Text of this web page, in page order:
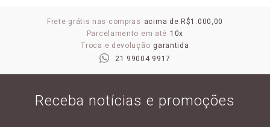
Frete grátis nas compras acima de R$1.000,00
Parcelamento em até 10x
Troca e devolução garantida
21 99004 9917
Receba notícias e promoções